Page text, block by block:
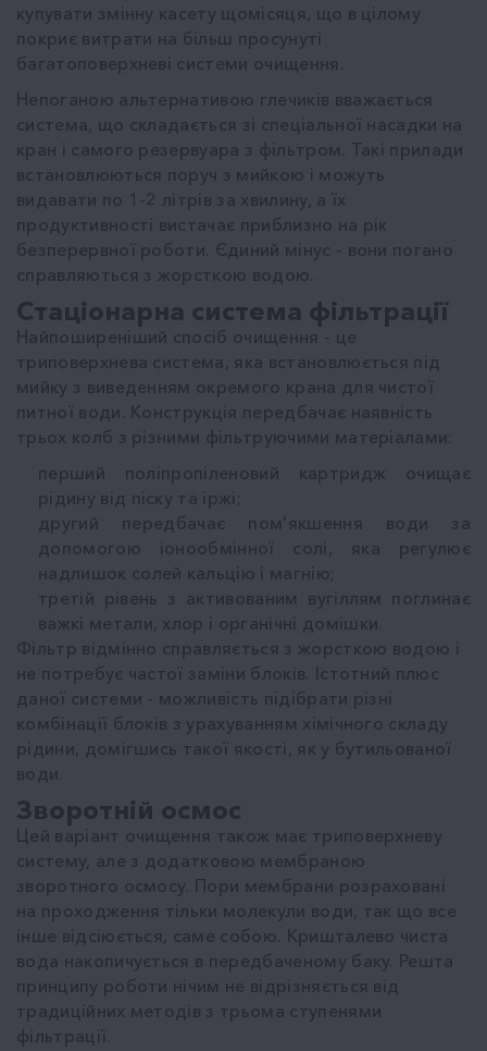
купувати змінну касету щомісяця, що в цілому
покриє витрати на більш просунуті
багатоповерхневі системи очищення.
Непоганою альтернативою глечиків вважається
система, що складається зі спеціальної насадки на
кран і самого резервуара з фільтром. Такі прилади
встановлюються поруч з мийкою і можуть
видавати по 1-2 літрів за хвилину, а їх
продуктивності вистачає приблизно на рік
безперервної роботи. Єдиний мінус - вони погано
справляються з жорсткою водою.
Стаціонарна система фільтрації
Найпоширеніший спосіб очищення - це
триповерхнева система, яка встановлюється під
мийку з виведенням окремого крана для чистої
питної води. Конструкція передбачає наявність
трьох колб з різними фільтруючими матеріалами:
перший поліпропіленовий картридж очищає
рідину від піску та іржі;
другий передбачає пом'якшення води за
допомогою іонообмінної солі, яка регулює
надлишок солей кальцію і магнію;
третій рівень з активованим вугіллям поглинає
важкі метали, хлор і органічні домішки.
Фільтр відмінно справляється з жорсткою водою і
не потребує частої заміни блоків. Істотний плюс
даної системи - можливість підібрати різні
комбінації блоків з урахуванням хімічного складу
рідини, домігшись такої якості, як у бутильованої
води.
Зворотній осмос
Цей варіант очищення також має триповерхневу
систему, але з додатковою мембраною
зворотного осмосу. Пори мембрани розраховані
на проходження тільки молекули води, так що все
інше відсіюється, саме собою. Кришталево чиста
вода накопичується в передбаченому баку. Решта
принципу роботи нічим не відрізняється від
традиційних методів з трьома ступенями
фільтрації.